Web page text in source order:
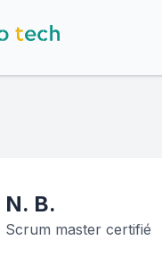
N. B.
Scrum master certifié